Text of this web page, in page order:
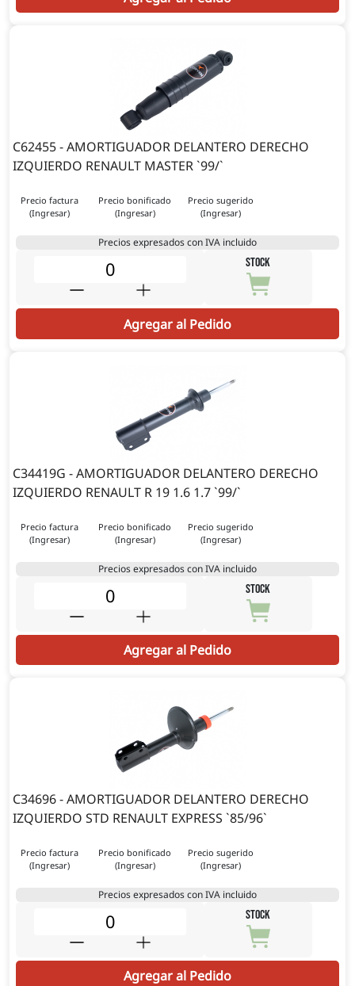
C62455 - AMORTIGUADOR DELANTERO DERECHO
IZQUIERDO RENAULT MASTER `99/`
Precio factura
(Ingresar)
Precio bonificado
(Ingresar)
Precio sugerido
(Ingresar)
Precios expresados con IVA incluido
STOCK
Agregar al Pedido
C34419G - AMORTIGUADOR DELANTERO DERECHO
IZQUIERDO RENAULT R 19 1.6 1.7 `99/`
Precio factura
(Ingresar)
Precio bonificado
(Ingresar)
Precio sugerido
(Ingresar)
Precios expresados con IVA incluido
STOCK
Agregar al Pedido
C34696 - AMORTIGUADOR DELANTERO DERECHO
IZQUIERDO STD RENAULT EXPRESS `85/96`
Precio factura
(Ingresar)
Precio bonificado
(Ingresar)
Precio sugerido
(Ingresar)
Precios expresados con IVA incluido
STOCK
Agregar al Pedido